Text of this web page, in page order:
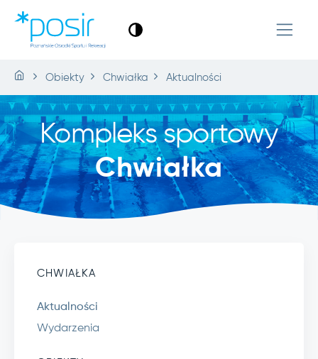
Obiekty Chwiałka Aktualności
Kompleks sportowy
Chwiałka
CHWIAŁKA
Aktualności
Wydarzenia